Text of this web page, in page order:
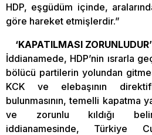
HDP, eşgüdüm içinde,
göre hareket etmişlerdir.”
‘KAPATILMASI ZORUNLUDUR’
İddianamede, HDP’nin ısrarla
bölücü partilerin yolundan
KCK ve elebaşının
bulunmasının, temelli kapatma
ve zorunlu kıldığı
iddianamesinde, Türkiye